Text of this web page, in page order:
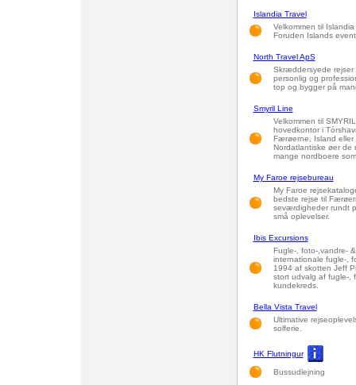
Islandia Travel
Velkommen til
Foruden Islands
North Travel ApS
Skræddersyede
personlig og
top og bygger på
Smyril Line
Velkommen til
hovedkontor i
Færøerne, Island eller
Nordatlantiske øer de
mange nordboere
My Faroe rejsebureau
My Faroe
bedste rejse til
seværdigheder rundt
små oplevelser.
Ibis Excursions
Fugle-, foto-,vandre-
internationale fugle-,
1994 af skotten Jeff
stort udvalg af fugle-,
kundekreds.
Bella Vista Travel
Ultimative
solferie.
HK Flutningur
Bussudlejning